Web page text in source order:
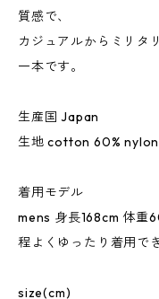
質感で、
カジュアルからミリタ
一本です。
生産国 Japan
生地 cotton 60%
着用モデル
mens 身長168cm 体重
程よくゆったり着用で
size(cm)